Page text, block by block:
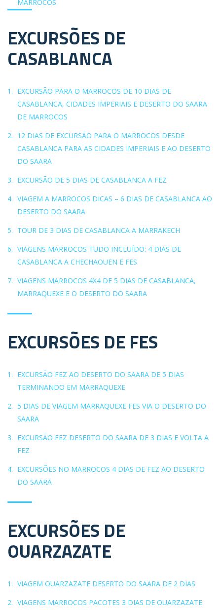
MARROCOS
EXCURSÕES DE
CASABLANCA
EXCURSÃO PARA O MARROCOS DE 10 DIAS DE
CASABLANCA, CIDADES IMPERIAIS E DESERTO DO SAARA
DE MARROCOS
12 DIAS DE EXCURSÃO PARA O MARROCOS DESDE
CASABLANCA PARA AS CIDADES IMPERIAIS E AO DESERTO
DO SAARA
EXCURSÃO DE 5 DIAS DE CASABLANCA A FEZ
VIAGEM A MARROCOS DICAS – 6 DIAS DE CASABLANCA AO
DESERTO DO SAARA
TOUR DE 3 DIAS DE CASABLANCA A MARRAKECH
VIAGENS MARROCOS TUDO INCLUÍDO: 4 DIAS DE
CASABLANCA A CHECHAOUEN E FES
VIAGENS MARROCOS 4X4 DE 5 DIAS DE CASABLANCA,
MARRAQUEXE E O DESERTO DO SAARA
EXCURSÕES DE FES
EXCURSÃO FEZ AO DESERTO DO SAARA DE 5 DIAS
TERMINANDO EM MARRAQUEXE
5 DIAS DE VIAGEM MARRAQUEXE FES VIA O DESERTO DO
SAARA
EXCURSÃO FEZ DESERTO DO SAARA DE 3 DIAS E VOLTA A
FEZ
EXCURSÕES NO MARROCOS 4 DIAS DE FEZ AO DESERTO
DO SAARA
EXCURSÕES DE
OUARZAZATE
VIAGEM OUARZAZATE DESERTO DO SAARA DE 2 DIAS
VIAGENS MARROCOS PACOTES 3 DIAS DE OUARZAZATE